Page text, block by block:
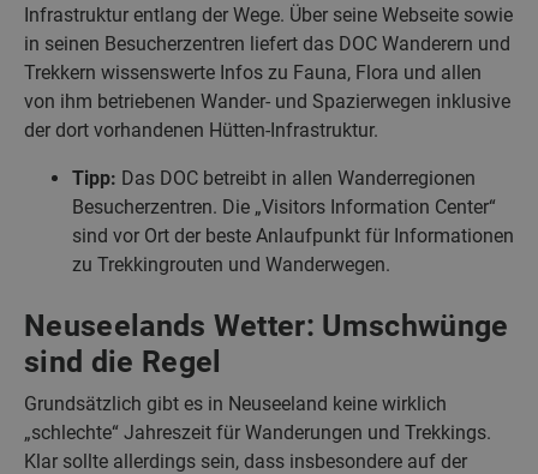
Infrastruktur entlang der Wege. Über seine Webseite sowie
in seinen Besucherzentren liefert das DOC Wanderern und
Trekkern wissenswerte Infos zu Fauna, Flora und allen
von ihm betriebenen Wander- und Spazierwegen inklusive
der dort vorhandenen Hütten-Infrastruktur.
Tipp: Das DOC betreibt in allen Wanderregionen
Besucherzentren. Die „Visitors Information Center“
sind vor Ort der beste Anlaufpunkt für Informationen
zu Trekkingrouten und Wanderwegen.
Neuseelands Wetter: Umschwünge
sind die Regel
Grundsätzlich gibt es in Neuseeland keine wirklich
„schlechte“ Jahreszeit für Wanderungen und Trekkings.
Klar sollte allerdings sein, dass insbesondere auf der